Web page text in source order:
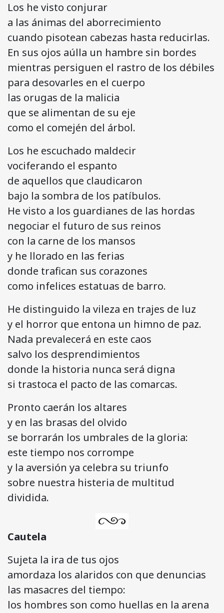
Los he visto conjurar
a las ánimas del aborrecimiento
cuando pisotean cabezas hasta reducirlas.
En sus ojos aúlla un hambre sin bordes
mientras persiguen el rastro de los débiles
para desovarles en el cuerpo
las orugas de la malicia
que se alimentan de su eje
como el comején del árbol.
Los he escuchado maldecir
vociferando el espanto
de aquellos que claudicaron
bajo la sombra de los patíbulos.
He visto a los guardianes de las hordas
negociar el futuro de sus reinos
con la carne de los mansos
y he llorado en las ferias
donde trafican sus corazones
como infelices estatuas de barro.
He distinguido la vileza en trajes de luz
y el horror que entona un himno de paz.
Nada prevalecerá en este caos
salvo los desprendimientos
donde la historia nunca será digna
si trastoca el pacto de las comarcas.
Pronto caerán los altares
y en las brasas del olvido
se borrarán los umbrales de la gloria:
este tiempo nos corrompe
y la aversión ya celebra su triunfo
sobre nuestra histeria de multitud
dividida.
Cautela
Sujeta la ira de tus ojos
amordaza los alaridos con que denuncias
las masacres del tiempo:
los hombres son como huellas en la arena